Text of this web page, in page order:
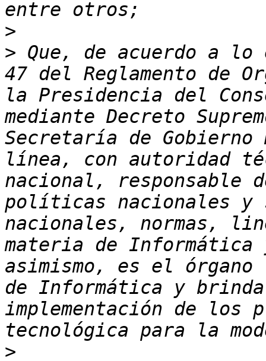
>
> Que, de acuerdo a
47 del Reglamento de
la Presidencia del
mediante Decreto
Secretaría de
línea, con autoridad
nacional, responsable
políticas nacionales y
nacionales, normas,
materia de Informática
asimismo, es el
de Informática y
implementación de los
>